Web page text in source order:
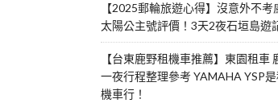
【2025郵輪旅遊心得】沒意外不考
太陽公主號評價！3天2夜石垣島遊
【台東鹿野租機車推薦】東園租車
一夜行程整理參考 YAMAHA YSP
機車行！